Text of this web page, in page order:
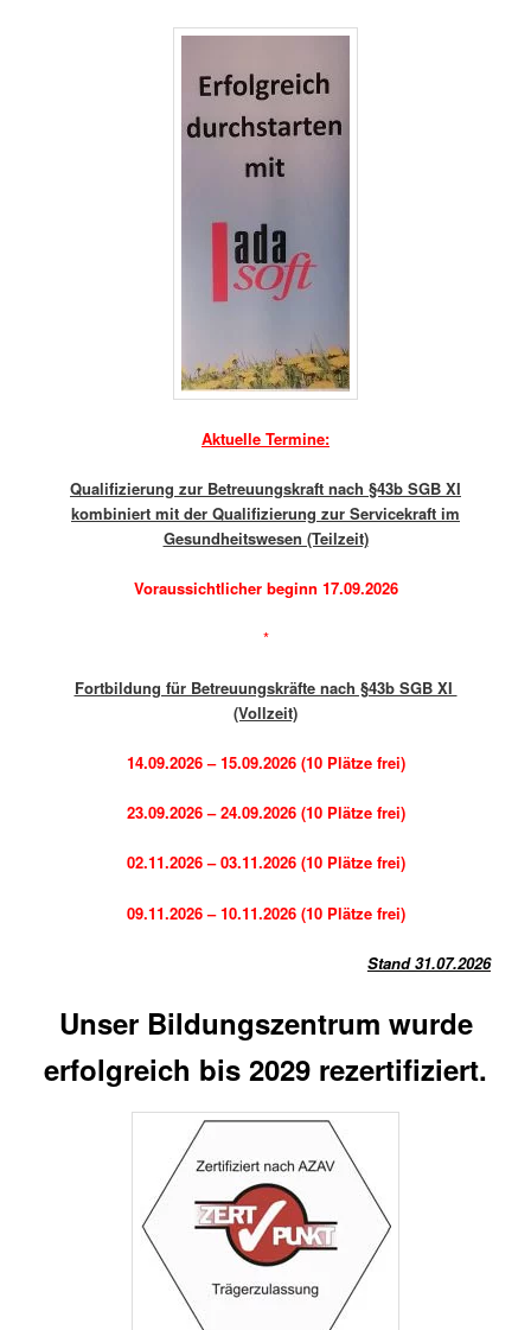
Aktuelle Termine:
Qualifizierung zur Betreuungskraft nach §43b SGB XI
kombiniert mit der Qualifizierung zur Servicekraft im
Gesundheitswesen (Teilzeit)
Voraussichtlicher beginn 17.09.2026
*
Fortbildung für Betreuungskräfte nach §43b SGB XI
(Vollzeit)
14.09.2026 – 15.09.2026 (10 Plätze frei)
23.09.2026 – 24.09.2026 (10 Plätze frei)
02.11.2026 – 03.11.2026 (10 Plätze frei)
09.11.2026 – 10.11.2026 (10 Plätze frei)
Stand 31.07.2026
Unser Bildungszentrum wurde
erfolgreich bis 2029 rezertifiziert.